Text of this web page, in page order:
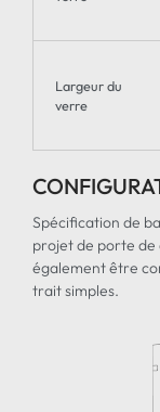
Largeur du
verre
Spécification de
projet de porte de
également être
trait simples.